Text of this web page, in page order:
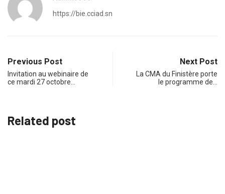
Previous Post
Invitation au webinaire de
Related post